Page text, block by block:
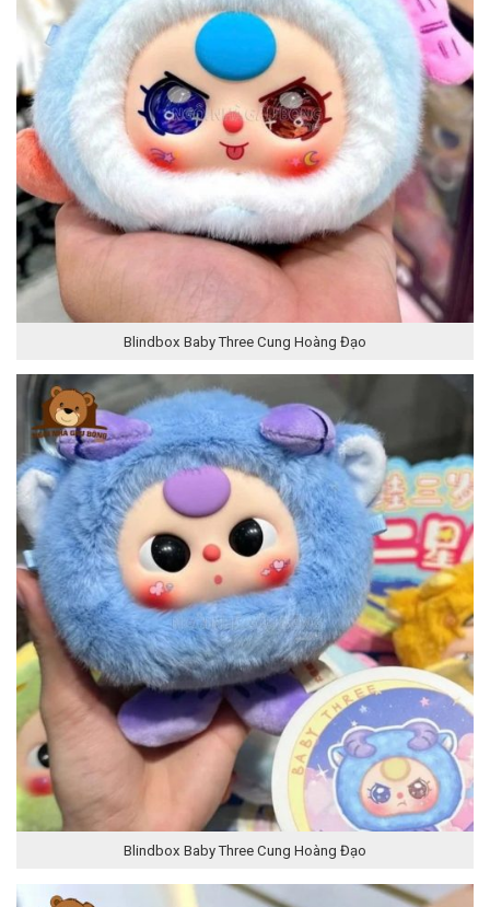
Blindbox Baby Three Cung Hoàng Đạo
Blindbox Baby Three Cung Hoàng Đạo